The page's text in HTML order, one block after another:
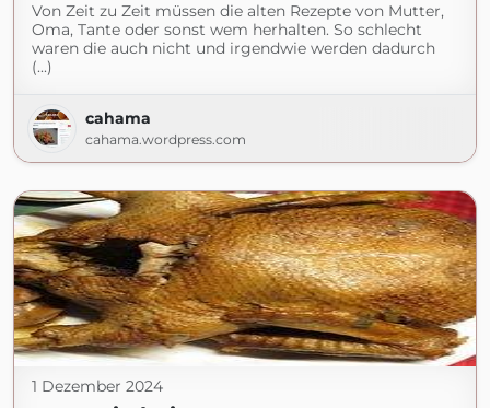
Von Zeit zu Zeit müssen die alten Rezepte von Mutter,
Oma, Tante oder sonst wem herhalten. So schlecht
waren die auch nicht und irgendwie werden dadurch
(...)
cahama
cahama.wordpress.com
1 Dezember 2024